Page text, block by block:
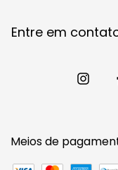
Entre em
Meios de